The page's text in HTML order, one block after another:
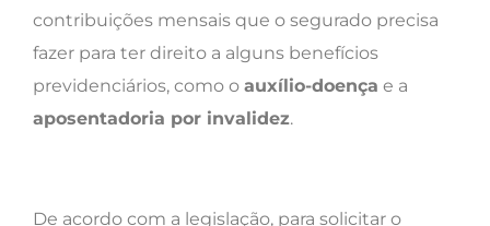
contribuições mensais que o segurado precisa
fazer para ter direito a alguns benefícios
previdenciários, como o auxílio-doença e a
aposentadoria por invalidez.
De acordo com a legislação, para solicitar o